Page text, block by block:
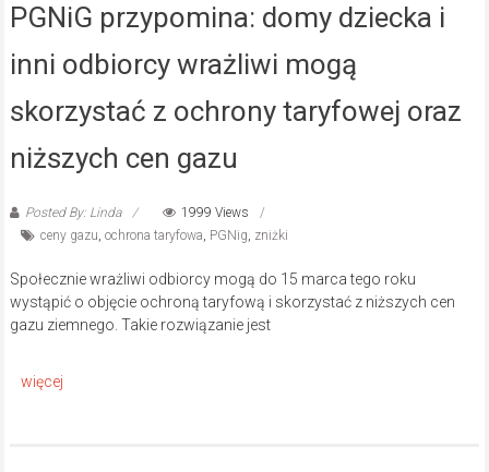
PGNiG przypomina: domy dziecka i
inni odbiorcy wrażliwi mogą
skorzystać z ochrony taryfowej oraz
niższych cen gazu
Posted By: Linda
1999 Views
ceny gazu, ochrona taryfowa, PGNig, zniżki
Społecznie wrażliwi odbiorcy mogą do 15 marca tego roku
wystąpić o objęcie ochroną taryfową i skorzystać z niższych cen
gazu ziemnego. Takie rozwiązanie jest